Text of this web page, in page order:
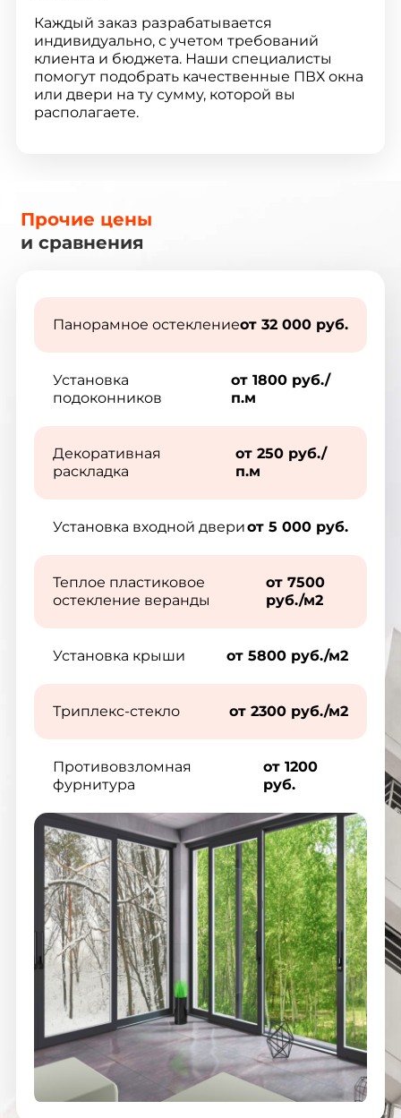
Каждый заказ разрабатывается
индивидуально, с учетом требований
клиента и бюджета. Наши специалисты
помогут подобрать качественные ПВХ окна
или двери на ту сумму, которой вы
располагаете.
Прочие цены
и сравнения
Панорамное остеклениеот 32 000 руб.
Установка
подоконников
от 1800 руб./
п.м
Декоративная
раскладка
от 250 руб./
п.м
Установка входной двериот 5 000 руб.
Теплое пластиковое
остекление веранды
от 7500
руб./м2
Установка крыши от 5800 руб./м2
Триплекс-стекло от 2300 руб./м2
Противовзломная
фурнитура
от 1200
руб.